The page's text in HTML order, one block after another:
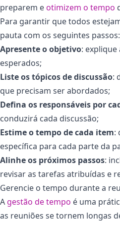
preparem eotimizem o tempo
Para garantir que todos
pauta com os seguintes passos:
Apresente o objetivo:
esperados;
Liste os tópicos de discussão:
que precisam ser abordados;
Defina os responsáveis por
conduzirá cada discussão;
Estime o tempo de cada item:
específica para cada parte da
Alinhe os próximos passos:
revisar as tarefas atribuídas e
Gerencie o tempo durante a
A gestão de tempo é uma
as reuniões se tornem longas